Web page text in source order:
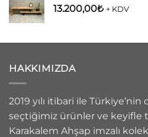
13.200,00₺ + KDV
HAKKIMIZDA
2019 yılı itibari ile
seçtiğimiz ürünler ve keyifle
Karakalem Ahşap imzalı